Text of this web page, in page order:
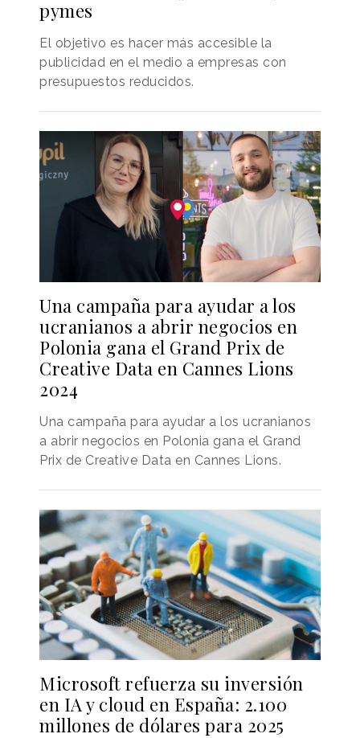
pymes
El objetivo es hacer más accesible la
publicidad en el medio a empresas con
presupuestos reducidos.
Una campaña para ayudar a los
ucranianos a abrir negocios en
Polonia gana el Grand Prix de
Creative Data en Cannes Lions
2024
Una campaña para ayudar a los ucranianos
a abrir negocios en Polonia gana el Grand
Prix de Creative Data en Cannes Lions.
Microsoft refuerza su inversión
en IA y cloud en España: 2.100
millones de dólares para 2025